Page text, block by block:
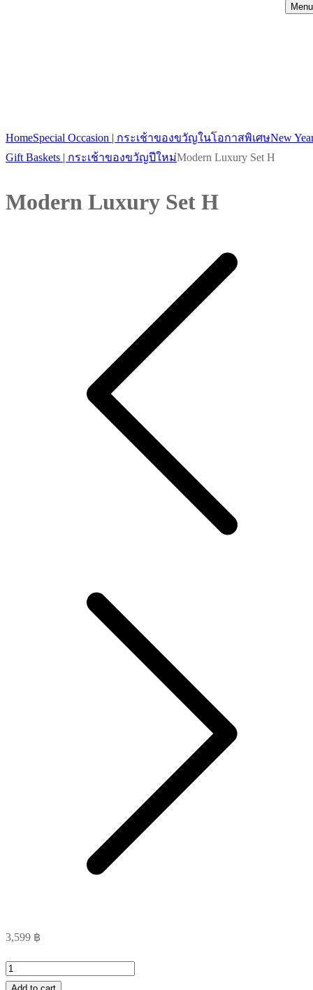
Menu
HomeSpecial Occasion | กระเช้าของขวัญในโอกาสพิเศษNew
Gift Baskets | กระเช้าของขวัญปีใหม่Modern Luxury Set H
Modern Luxury Set H
3,599 ฿
Modern
Luxury